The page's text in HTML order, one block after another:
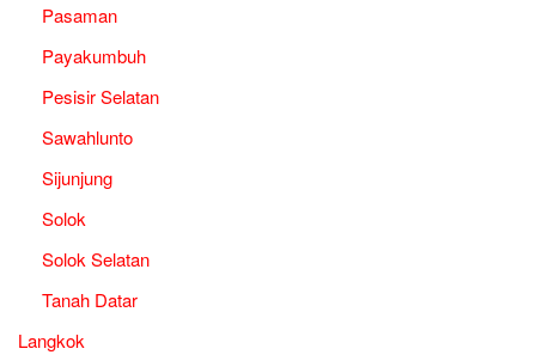
Pasaman
Payakumbuh
Pesisir Selatan
Sawahlunto
Sijunjung
Solok
Solok Selatan
Tanah Datar
Langkok